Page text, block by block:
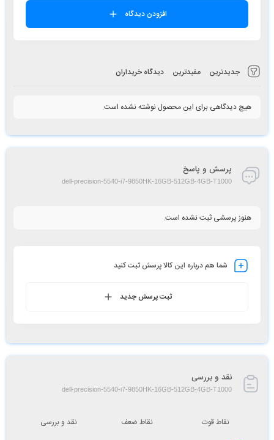
جدیدترین مفیدترین دیدگاه خریداران
هیچ دیدگاهی برای این محصول نوشته نشده است.
افزودن دیدگاه
پرسش و پاسخ
dell-precision-5540-i7-9850HK-16GB-512GB-4GB-T1000
هنوز پرسشی ثبت نشده است.
شما هم درباره این کالا پرسش ثبت کنید
ثبت پرسش جدید
نقد و بررسی
dell-precision-5540-i7-9850HK-16GB-512GB-4GB-T1000
نقاط قوت نقاط ضعف نقد و بررسی